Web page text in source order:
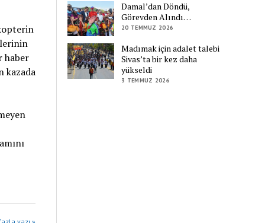
haber
kazada
Damal’dan Döndü,
Görevden Alındı…
20 TEMMUZ 2026
Madımak için adalet talebi
Sivas’ta bir kez daha
yükseldi
3 TEMMUZ 2026